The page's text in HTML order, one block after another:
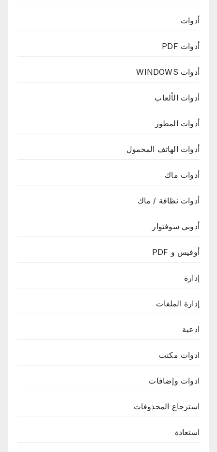
أدوات
أدوات PDF
أدوات WINDOWS
أدوات الألعاب
أدوات المطور
أدوات الهاتف المحمول
أدوات ماك
أدوات نظافة / ماك
أدوبي سوفتوار
أوفيس و PDF
إدارة
إدارة الملفات
ادعية
ادوات مكتب
ادوات وإضافات
استرجاع المحذوفات
استعادة